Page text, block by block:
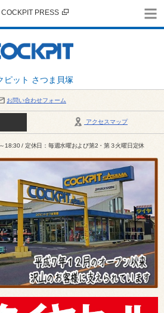
ピット さつま貝塚
COCKPIT PRESS
お問い合わせフォーム
アクセスマップ
18:30 / 定休日：毎週水曜および第2・第３火曜日定休